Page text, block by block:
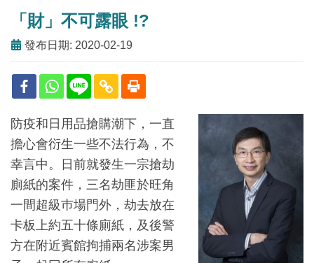
「財」不可露眼 !?
發布日期: 2020-02-19
防疫和日用品搶購潮下，一直
擔心會衍生一些不法行為，不
幸言中。日前就發生一宗搶劫
廁紙的案件，三名劫匪於旺角
一間超級巿場門外，劫去放在
卡板上約五十條廁紙，及後警
方在附近賓館拘捕兩名涉案男